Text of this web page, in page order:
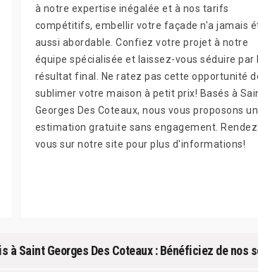
à notre expertise inégalée et à nos tarifs
compétitifs, embellir votre façade n'a jamais
aussi abordable. Confiez votre projet à notre
équipe spécialisée et laissez-vous séduire par
résultat final. Ne ratez pas cette opportunité
sublimer votre maison à petit prix! Basés à
Georges Des Coteaux, nous vous proposons
estimation gratuite sans engagement.
vous sur notre site pour plus d'informations!
à Saint Georges Des Coteaux : Bénéficiez de nos